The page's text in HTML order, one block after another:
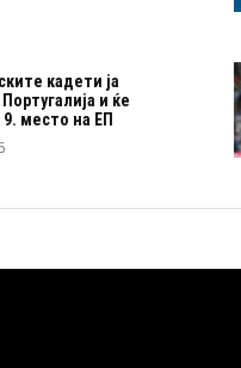
кадети ја
и ќе
9. место на ЕП